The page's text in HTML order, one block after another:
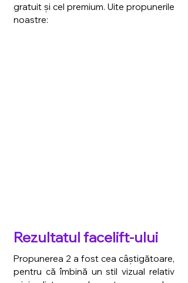
gratuit și cel premium. Uite propunerile
noastre:
Rezultatul facelift-ului
Propunerea 2 a fost cea câștigătoare,
pentru că îmbină un stil vizual relativ